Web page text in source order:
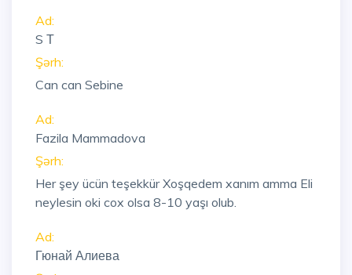
Ad:
S Т
Şərh:
Can can Sebine
Ad:
Fazila Mammadova
Şərh:
Her şey ücün teşekkür Xoşqedem xanım amma Eli
neylesin oki cox olsa 8-10 yaşı olub.
Ad:
Гюнай Алиева